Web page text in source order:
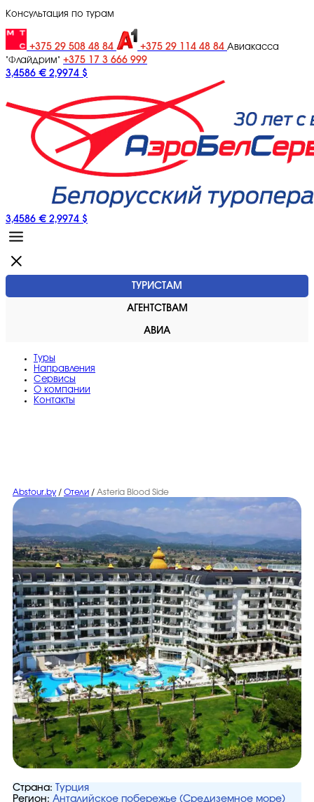
Консультация по турам
+375 29 508 48 84 +375 29 114 48 84 Авиакасса
"Флайдрим" +375 17 3 666 999
3,4586 € 2,9974 $
3,4586 € 2,9974 $
ТУРИСТАМ
АГЕНТСТВАМ
АВИА
Туры
Направления
Сервисы
O компании
Контакты
Abstour.by / Отели / Asteria Blood Side
Страна:
Турция
Регион: Анталийское побережье (Средиземное море)